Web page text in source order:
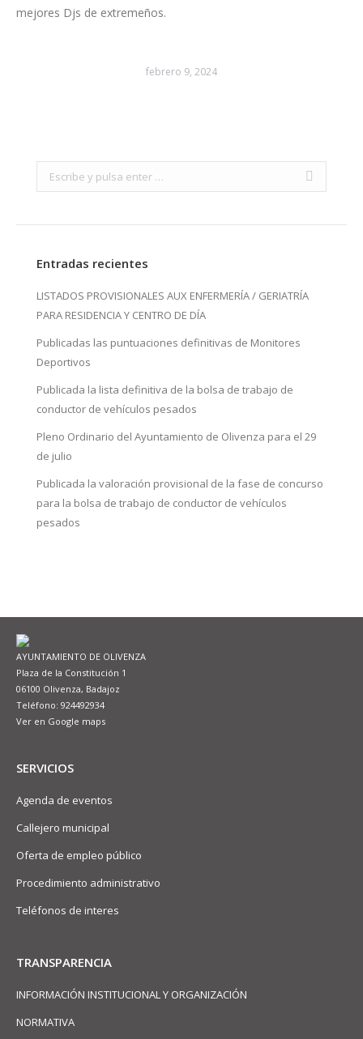
mejores Djs de extremeños.
febrero 9, 2024
Search:
Entradas recientes
LISTADOS PROVISIONALES AUX ENFERMERÍA / GERIATRÍA
PARA RESIDENCIA Y CENTRO DE DÍA
Publicadas las puntuaciones definitivas de Monitores
Deportivos
Publicada la lista definitiva de la bolsa de trabajo de
conductor de vehículos pesados
Pleno Ordinario del Ayuntamiento de Olivenza para el 29
de julio
Publicada la valoración provisional de la fase de concurso
para la bolsa de trabajo de conductor de vehículos
pesados
AYUNTAMIENTO DE OLIVENZA
Plaza de la Constitución 1
06100 Olivenza, Badajoz
Teléfono: 924492934
Ver en Google maps
SERVICIOS
Agenda de eventos
Callejero municipal
Oferta de empleo público
Procedimiento administrativo
Teléfonos de interes
TRANSPARENCIA
INFORMACIÓN INSTITUCIONAL Y ORGANIZACIÓN
NORMATIVA